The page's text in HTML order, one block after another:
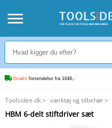
Gratis forsendelse fra 1646,-
Toolsidee.dk> værktøj og tilbehør>
HBM 6-delt stiftdriver sæt
HBM 6-delt stiftdriver sæt